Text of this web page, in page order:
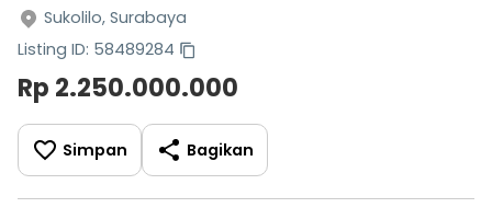
Sukolilo, Surabaya
Listing ID: 58489284
Rp 2.250.000.000
Simpan Bagikan